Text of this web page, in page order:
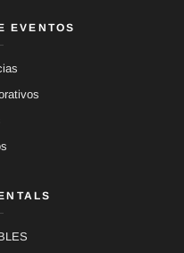
EVENTOS